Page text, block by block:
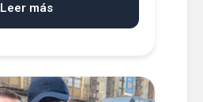
Leer más